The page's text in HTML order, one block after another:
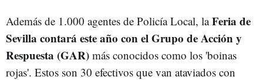
Además de 1.000 agentes de Policía Local, laFeria de
Sevilla contará este año con el Grupo de Acción y
Respuesta (GAR) más conocidos como los 'boinas
rojas'. Estos son 30 efectivos que van ataviados con